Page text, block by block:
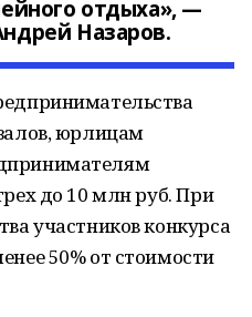
отдыха», —
Назаров.
юрлицам
до 10 млн руб. При
участников конкурса
50% от стоимости